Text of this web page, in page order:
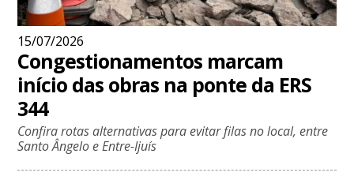
15/07/2026
Congestionamentos marcam
início das obras na ponte da ERS
344
Confira rotas alternativas para evitar filas no local, entre
Santo Ângelo e Entre-Ijuís